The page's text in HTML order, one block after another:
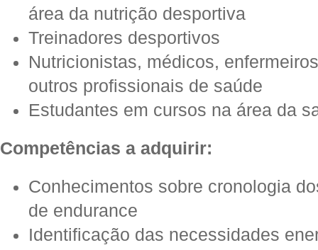
área da nutrição desportiva
Treinadores desportivos
Nutricionistas, médicos,
outros profissionais de saúde
Estudantes em cursos na área da
Competências a adquirir:
Conhecimentos sobre cronologia
de endurance
Identificação das necessidades